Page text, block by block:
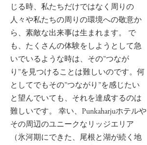
じる時、私たちだけではなく周りの
人々や私たちの周りの環境への敬意か
ら、素敵な出来事は生まれます。 で
も、たくさんの体験をしようとして急
いでいるような時は、その”つなが
り”を見つけることは難しいのです。何
としてでもその”つながり”を感じたい
と望んでいても、それを達成するのは
難しいです。 幸い、Punkaharjuホテルや
その周辺のユニークなリッジエリア
（氷河期にできた、尾根と湖が続く地